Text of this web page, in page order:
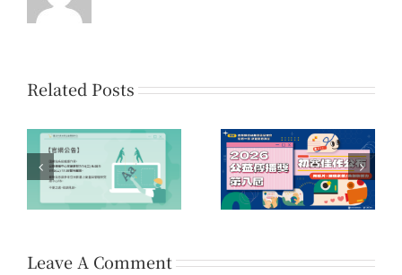
Related Posts
第八屆公益傳播獎 初賽
佳作名單公告
第16屆「您的一票，決
定愛的力量」公益傳播
領域提案開放公告
Leave A Comment